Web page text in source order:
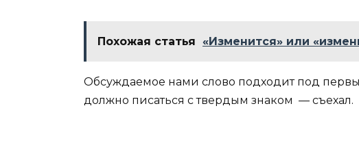
Похожая статья «Изменится» или
Обсуждаемое нами слово подходит под
должно писаться с твердым знаком — съехал.